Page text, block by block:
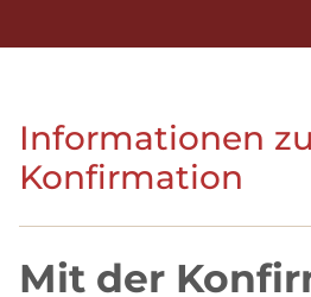
Informationen
Konfirmation
Mit der